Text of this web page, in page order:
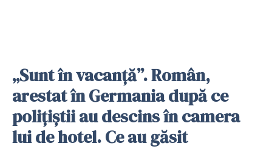
„Sunt în vacanță”. Român,
arestat în Germania după ce
polițiștii au descins în camera
lui de hotel. Ce au găsit